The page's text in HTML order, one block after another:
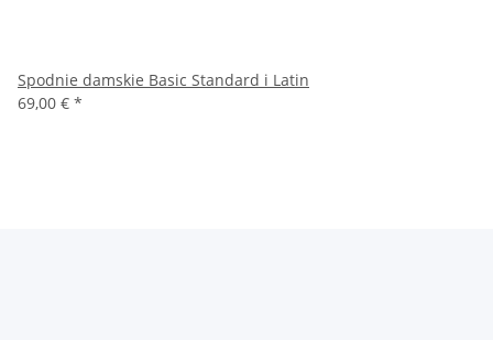
Spodnie damskie Basic Standard i Latin
69,00 € *